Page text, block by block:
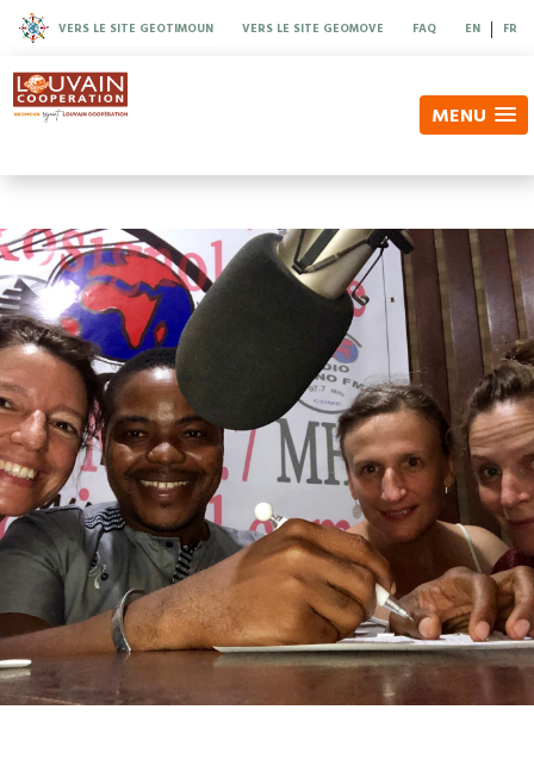
VERS LE SITE GEOTIMOUN VERS LE SITE GEOMOVE FAQ EN | FR
MENU